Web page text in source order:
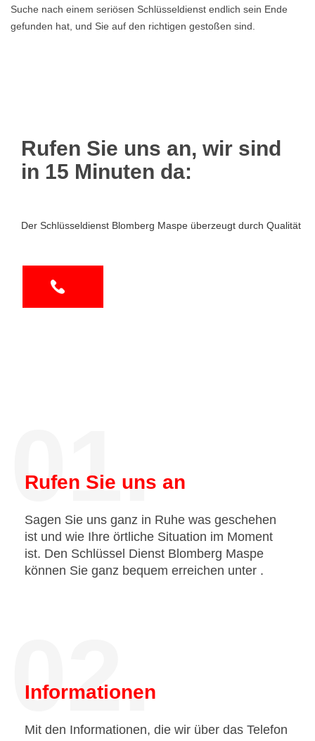
Suche nach einem seriösen Schlüsseldienst endlich sein Ende
gefunden hat, und Sie auf den richtigen gestoßen sind.
Rufen Sie uns an, wir sind
in 15 Minuten da:
Der Schlüsseldienst Blomberg Maspe überzeugt durch Qualität
01.
Rufen Sie uns an
Sagen Sie uns ganz in Ruhe was geschehen
ist und wie Ihre örtliche Situation im Moment
ist. Den Schlüssel Dienst Blomberg Maspe
können Sie ganz bequem erreichen unter .
02.
Informationen
Mit den Informationen, die wir über das Telefon